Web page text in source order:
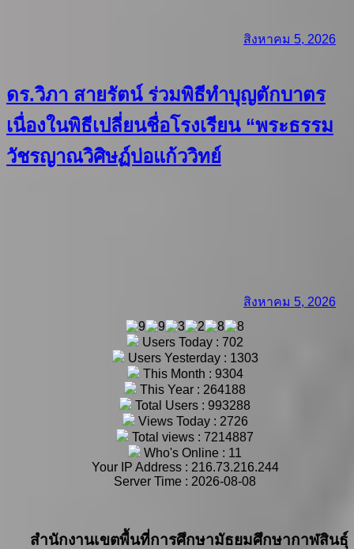
สิงหาคม 5, 2026
ดร.วิภา สายรัตน์ ร่วมพิธีทำบุญตักบาตร
เนื่องในพิธีเปลี่ยนชื่อโรงเรียน “พระธรรม
วัชรญาณวิศิษฏ์บ่อแก้ววิทย์
สิงหาคม 5, 2026
Users Today : 702
Users Yesterday : 1303
This Month : 9304
This Year : 264188
Total Users : 993288
Views Today : 2726
Total views : 7214887
Who's Online : 11
Your IP Address : 216.73.216.244
Server Time : 2026-08-08
สำนักงานเขตพื้นที่การศึกษามัธยมศึกษากาฬสินธุ์